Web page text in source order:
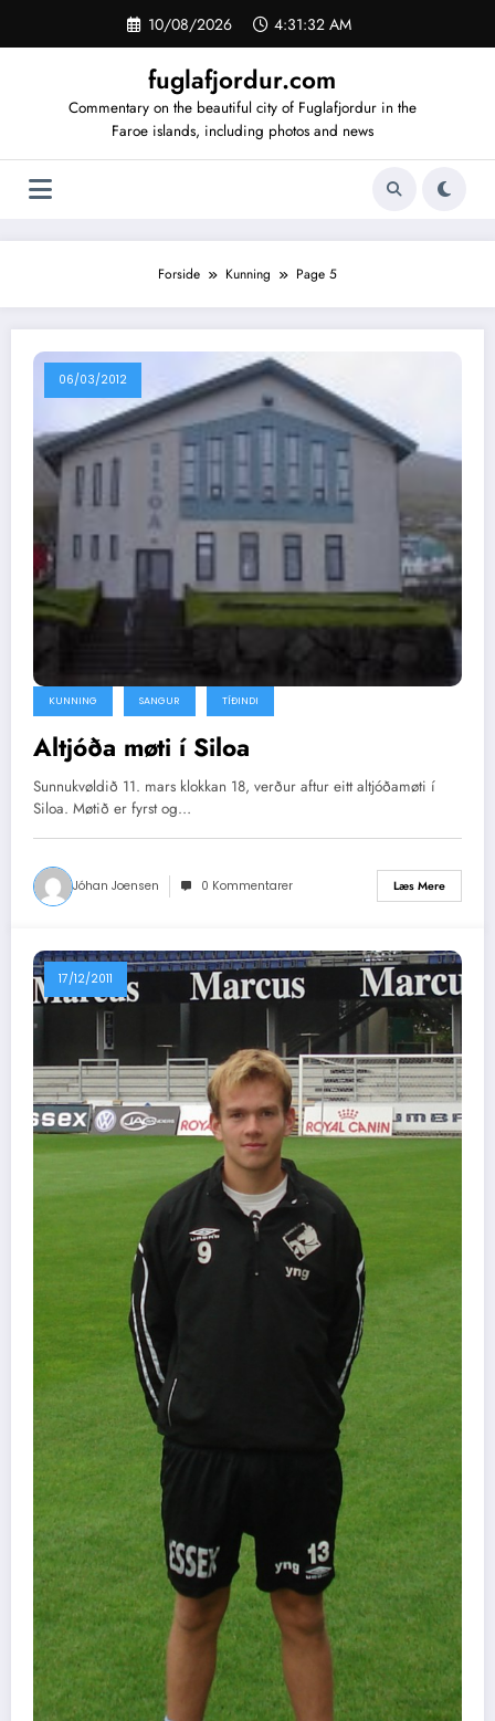
indhold
10/08/2026 4:31:33 AM
fuglafjordur.com
Commentary on the beautiful city of Fuglafjordur in the
Faroe islands, including photos and news
Forside Kunning Page 5
06/03/2012
KUNNING SANGUR TÍÐINDI
Altjóða møti í Siloa
Sunnukvøldið 11. mars klokkan 18, verður aftur eitt altjóðamøti í
Siloa. Møtið er fyrst og…
Jóhan Joensen 0 Kommentarer Læs Mere
17/12/2011